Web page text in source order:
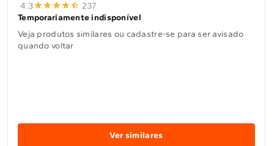
4.3
237
Temporariamente indisponível
Veja produtos similares ou cadastre-se para ser avisado
quando voltar
Ver similares